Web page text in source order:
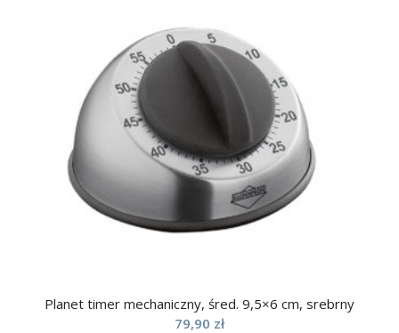
Planet timer mechaniczny, śred. 9,5×6 cm, srebrny
79,90 zł